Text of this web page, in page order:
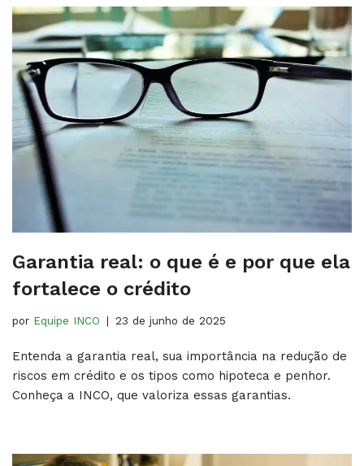
Garantia real​: o que é e por que ela
fortalece o crédito
por Equipe INCO 23 de junho de 2025
Entenda a garantia real, sua importância na redução de
riscos em crédito e os tipos como hipoteca e penhor.
Conheça a INCO, que valoriza essas garantias.